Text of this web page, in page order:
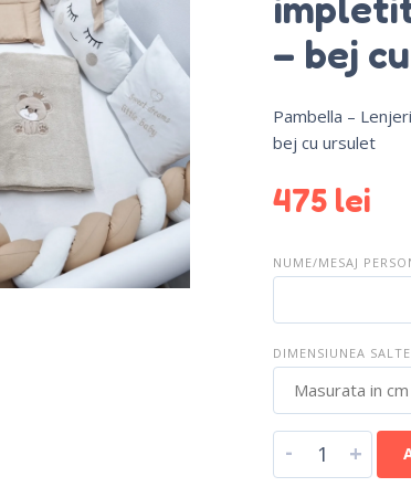
– bej
Pambella –
bej cu ursulet
475 lei
NUME/MESAJ
DIMENSIUNEA
- +